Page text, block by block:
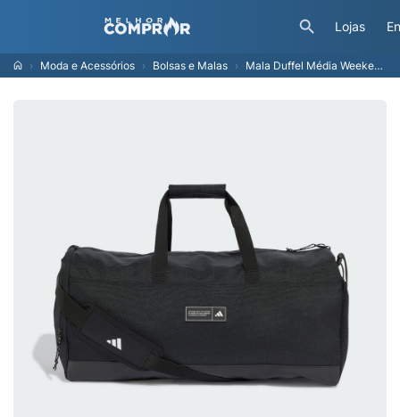
Lojas
Moda e Acessórios Bolsas e Malas Mala Duffel Média Weekender Três Listras Unisex adidas